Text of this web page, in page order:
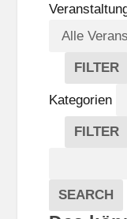
FILTER
V
E
R
A
A
L
Kategorien
FILTER
E
G
SEARCH